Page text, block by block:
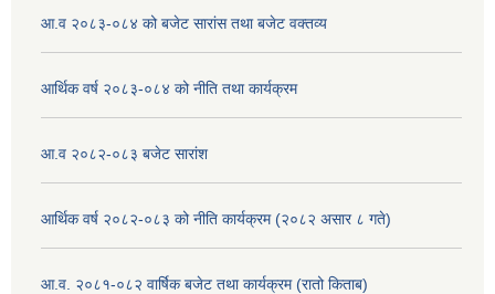
आ.व २०८३-०८४ को बजेट सारांस तथा बजेट वक्तव्य
आर्थिक वर्ष २०८३-०८४ को नीति तथा कार्यक्रम
आ.व २०८२-०८३ बजेट सारांश
आर्थिक वर्ष २०८२-०८३ को नीति कार्यक्रम (२०८२ असार ८ गते)
आ.व. २०८१-०८२ वार्षिक बजेट तथा कार्यक्रम (रातो किताब)